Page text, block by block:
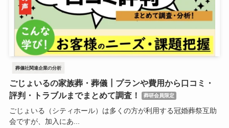
葬儀社関連企業の分析
ごじょいるの家族葬・葬儀┃プランや費用から口コミ・
評判・トラブルまでまとめて調査！
葬研会員限定
ごじょいる（シティホール）は多くの方が利用する冠婚葬祭互助
会ですが、加入にあ...